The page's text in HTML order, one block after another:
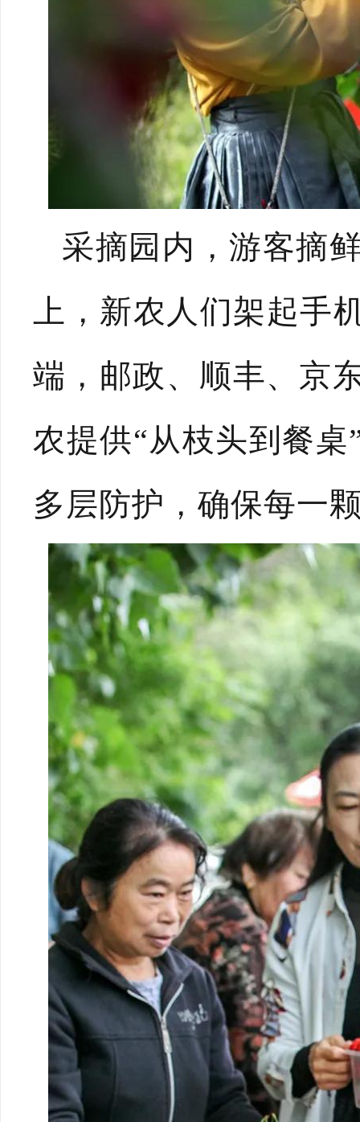
采摘园内，游客摘
上，新农人们架起手
端，邮政、顺丰、京
农提供“从枝头到餐
多层防护，确保每一